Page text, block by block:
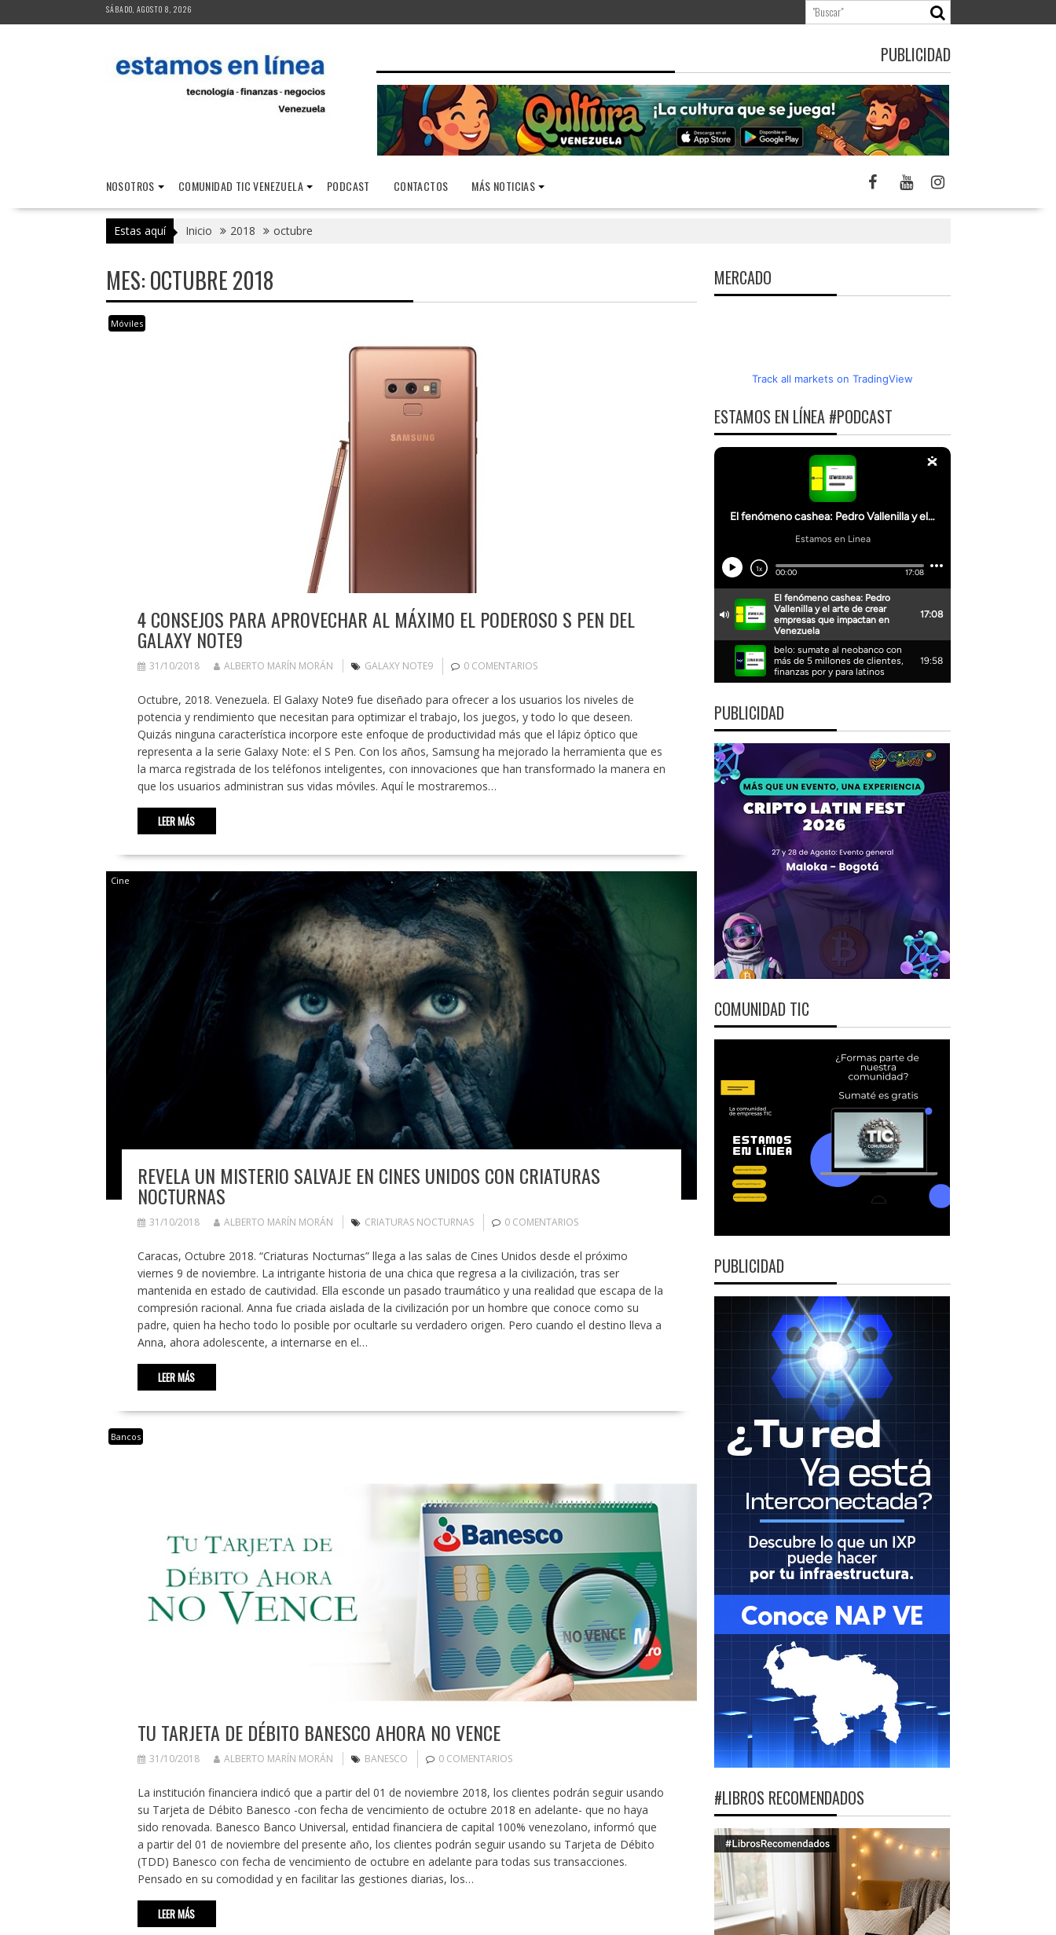
al
SÁBADO, AGOSTO 8, 2026
PUBLICIDAD
NOSOTROS COMUNIDAD TIC VENEZUELA PODCAST CONTACTOS MÁS NOTICIAS
Estas aquí Inicio 2018 octubre
MES:OCTUBRE 2018
Móviles
4 CONSEJOS PARA APROVECHAR AL MÁXIMO EL PODEROSO S PEN DEL
GALAXY NOTE9
31/10/2018 ALBERTO MARÍN MORÁN GALAXY NOTE9 0 COMENTARIOS
Octubre, 2018. Venezuela. El Galaxy Note9 fue diseñado para ofrecer a los usuarios los niveles de
potencia y rendimiento que necesitan para optimizar el trabajo, los juegos, y todo lo que deseen.
Quizás ninguna característica incorpore este enfoque de productividad más que el lápiz óptico que
representa a la serie Galaxy Note: el S Pen. Con los años, Samsung ha mejorado la herramienta que es
la marca registrada de los teléfonos inteligentes, con innovaciones que han transformado la manera en
que los usuarios administran sus vidas móviles. Aquí le mostraremos…
LEER MÁS
Cine
REVELA UN MISTERIO SALVAJE EN CINES UNIDOS CON CRIATURAS
NOCTURNAS
31/10/2018 ALBERTO MARÍN MORÁN CRIATURAS NOCTURNAS 0 COMENTARIOS
Caracas, Octubre 2018. “Criaturas Nocturnas” llega a las salas de Cines Unidos desde el próximo
viernes 9 de noviembre. La intrigante historia de una chica que regresa a la civilización, tras ser
mantenida en estado de cautividad. Ella esconde un pasado traumático y una realidad que escapa de la
compresión racional. Anna fue criada aislada de la civilización por un hombre que conoce como su
padre, quien ha hecho todo lo posible por ocultarle su verdadero origen. Pero cuando el destino lleva a
Anna, ahora adolescente, a internarse en el…
LEER MÁS
Bancos
TU TARJETA DE DÉBITO BANESCO AHORA NO VENCE
31/10/2018 ALBERTO MARÍN MORÁN BANESCO 0 COMENTARIOS
La institución financiera indicó que a partir del 01 de noviembre 2018, los clientes podrán seguir usando
su Tarjeta de Débito Banesco -con fecha de vencimiento de octubre 2018 en adelante- que no haya
sido renovada. Banesco Banco Universal, entidad financiera de capital 100% venezolano, informó que
a partir del 01 de noviembre del presente año, los clientes podrán seguir usando su Tarjeta de Débito
(TDD) Banesco con fecha de vencimiento de octubre en adelante para todas sus transacciones.
Pensado en su comodidad y en facilitar las gestiones diarias, los…
LEER MÁS
MERCADO
Track all markets on TradingView
ESTAMOS EN LÍNEA #PODCAST
PUBLICIDAD
COMUNIDAD TIC
PUBLICIDAD
#LIBROS RECOMENDADOS